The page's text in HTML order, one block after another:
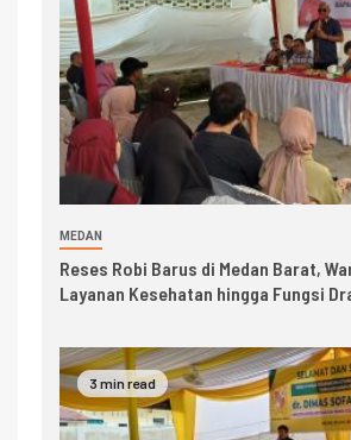
MEDAN
Reses Robi Barus di Medan Barat,
Layanan Kesehatan hingga Fungsi
3 min read